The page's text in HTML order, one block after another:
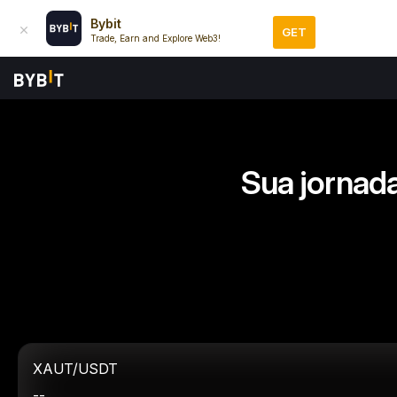
Bybit
Trade, Earn and Explore Web3! GET
Sua
XAUT/USDT